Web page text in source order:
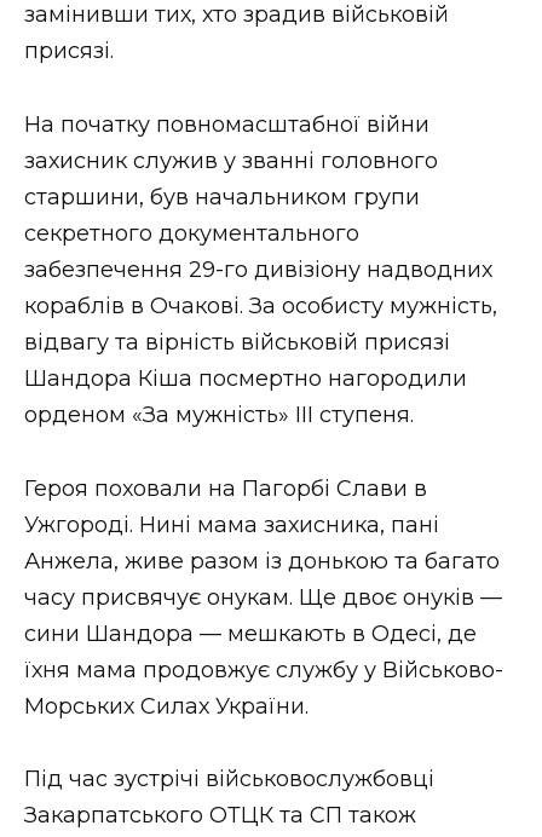
замінивши тих, хто зрадив військовій
присязі.
На початку повномасштабної війни
захисник служив у званні головного
старшини, був начальником групи
секретного документального
забезпечення 29-го дивізіону надводних
кораблів в Очакові. За особисту мужність,
відвагу та вірність військовій присязі
Шандора Кіша посмертно нагородили
орденом «За мужність» ІІІ ступеня.
Героя поховали на Пагорбі Слави в
Ужгороді. Нині мама захисника, пані
Анжела, живе разом із донькою та багато
часу присвячує онукам. Ще двоє онуків —
сини Шандора — мешкають в Одесі, де
їхня мама продовжує службу у Військово-
Морських Силах України.
Під час зустрічі військовослужбовці
Закарпатського ОТЦК та СП також